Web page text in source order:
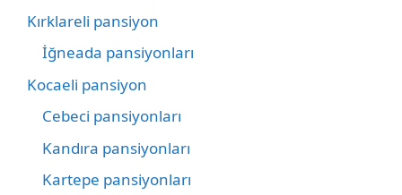
Kırklareli pansiyon
İğneada pansiyonları
Kocaeli pansiyon
Cebeci pansiyonları
Kandıra pansiyonları
Kartepe pansiyonları